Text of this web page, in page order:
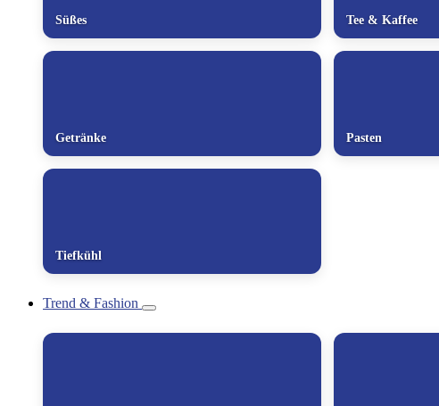
Süßes Tee & Kaffee
Getränke Pasten
Tiefkühl
Trend & Fashion